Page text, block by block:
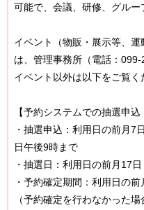
可能で、会議、研修、グルー
イベント（物販・展示等、
は、管理事務所（電話：099-
イベント以外は以下をご覧く
【予約システムでの抽選申込
・抽選申込：利用日の前月7
日午後9時まで
・抽選日：利用日の前月17日
・予約確定期間：利用日の
（予約確定を行わなかった